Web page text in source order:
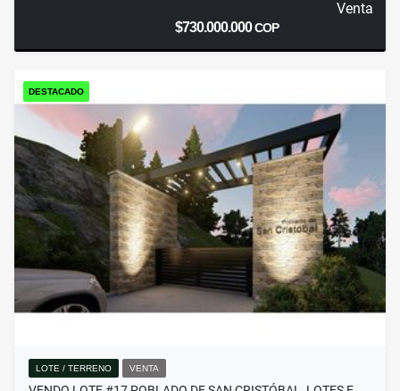
Venta
$730.000.000COP
DESTACADO
LOTE / TERRENO VENTA